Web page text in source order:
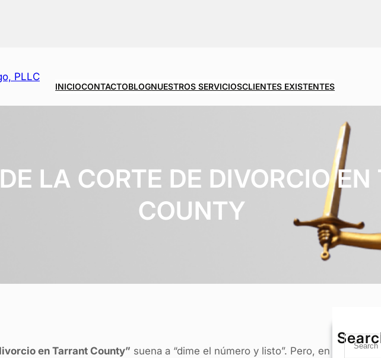
PLLC
INICIOCONTACTOBLOGNUESTROS SERVICIOSCLIENTES EXISTENTES
LA CORTE DE DIVORCIO EN
COUNTY
en Tarrant County” suena a “dime el número y listo”. Pero, en
S